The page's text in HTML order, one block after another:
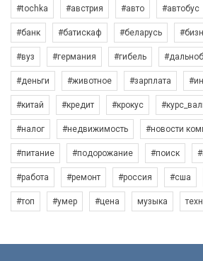
#tochka #австрия #авто #автобус
#банк #батискаф #беларусь
#вуз #германия #гибель
#деньги #животное #зарплата
#китай #кредит #крокус
#налог #недвижимость #новости
#питание #подорожание #поиск
#работа #ремонт #россия #сша
#топ #умер #цена музыка